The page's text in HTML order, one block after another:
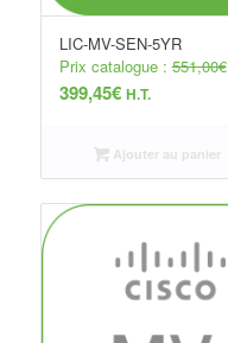
LIC-MV-SEN-5YR
Prix catalogue :551,00€
399,45€ H.T.
Ajouter au panier